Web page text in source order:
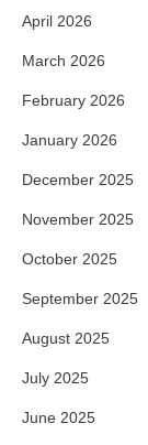
April 2026
March 2026
February 2026
January 2026
December 2025
November 2025
October 2025
September 2025
August 2025
July 2025
June 2025